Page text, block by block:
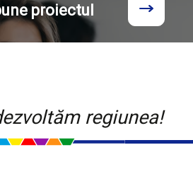
proiectul
regiunea!